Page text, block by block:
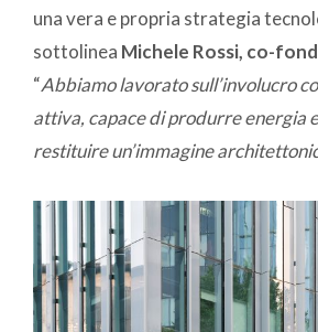
una vera e propria strategia
sottolinea Michele Rossi, co-
“Abbiamo lavorato sull’involucro
attiva, capace di produrre energia
restituire un’immagine